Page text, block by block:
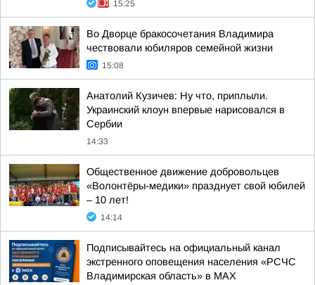
15:25
Во Дворце бракосочетания Владимира
чествовали юбиляров семейной жизни
15:08
Анатолий Кузичев: Ну что, приплыли.
Украинский клоун впервые нарисовался в
Сербии
14:33
Общественное движение добровольцев
«Волонтёры-медики» празднует свой юбилей
– 10 лет!
14:14
Подписывайтесь на официальный канал
экстренного оповещения населения «РСЧС
Владимирская область» в МАХ